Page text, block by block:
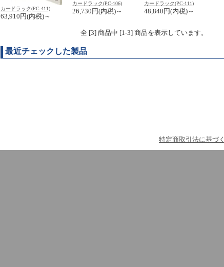
カードラック(PC-411)
63,910円(内税)～
カードラック(PC-106)
26,730円(内税)～
カードラック(PC-111)
48,840円(内税)～
全 [3] 商品中 [1-3] 商品を表示しています。
最近チェックした製品
特定商取引法に基づ